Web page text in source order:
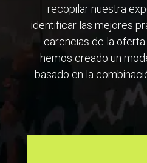
recopilar nuestra
identificar las mejores
carencias de la
hemos creado un
basado en la